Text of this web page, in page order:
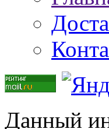
Данный